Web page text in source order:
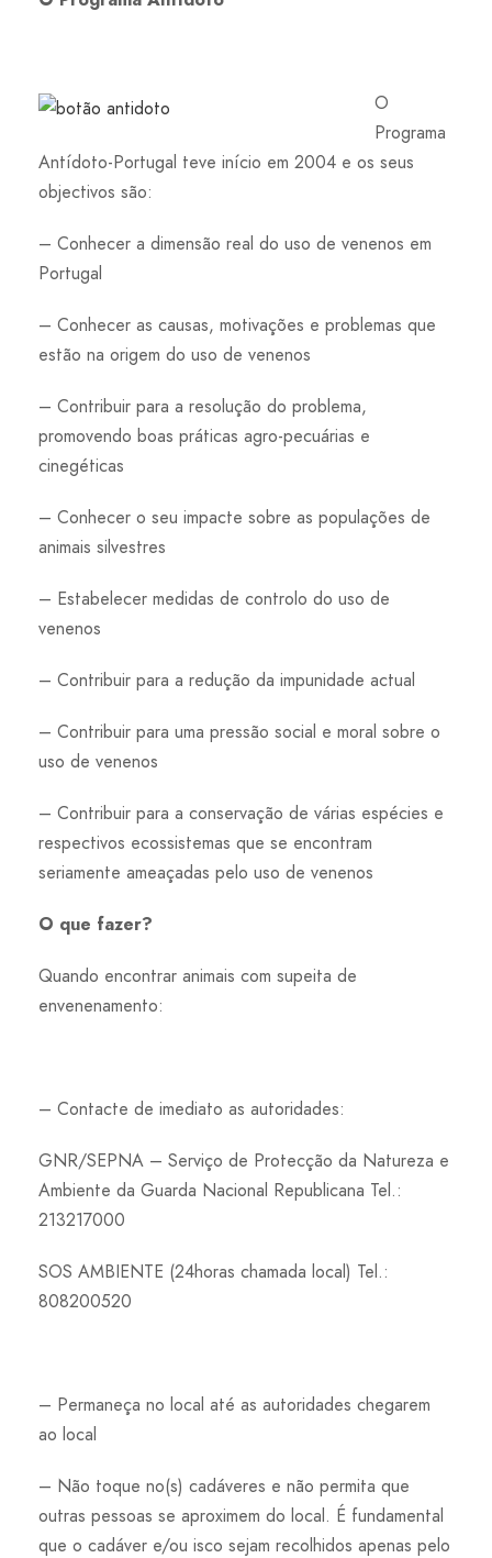
O
Programa
Antídoto-Portugal teve início em 2004 e os seus
objectivos são:
– Conhecer a dimensão real do uso de venenos em
Portugal
– Conhecer as causas, motivações e problemas que
estão na origem do uso de venenos
– Contribuir para a resolução do problema,
promovendo boas práticas agro-pecuárias e
cinegéticas
– Conhecer o seu impacte sobre as populações de
animais silvestres
– Estabelecer medidas de controlo do uso de
venenos
– Contribuir para a redução da impunidade actual
– Contribuir para uma pressão social e moral sobre o
uso de venenos
– Contribuir para a conservação de várias espécies e
respectivos ecossistemas que se encontram
seriamente ameaçadas pelo uso de venenos
O que fazer?
Quando encontrar animais com supeita de
envenenamento:
– Contacte de imediato as autoridades:
GNR/SEPNA – Serviço de Protecção da Natureza e
Ambiente da Guarda Nacional Republicana Tel.:
213217000
SOS AMBIENTE (24horas chamada local) Tel.:
808200520
– Permaneça no local até as autoridades chegarem
ao local
– Não toque no(s) cadáveres e não permita que
outras pessoas se aproximem do local. É fundamental
que o cadáver e/ou isco sejam recolhidos apenas pelo